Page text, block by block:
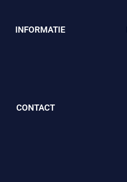
INFORMATIE
CONTACT